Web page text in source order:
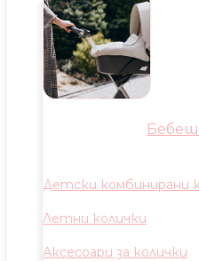
Детски комбинирани
Летни колички
Аксесоари за колички